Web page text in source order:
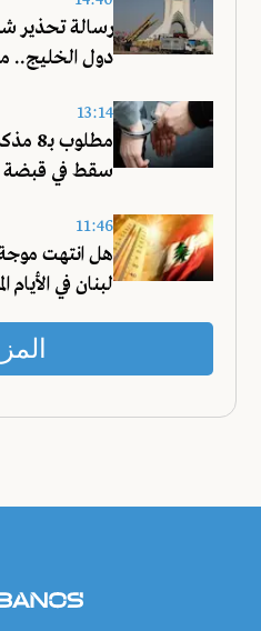
رسالة تحذير
دول الخليج..
13:14
سقط في قبضة
11:46
هل انتهت موجة
لبنان في الأيام